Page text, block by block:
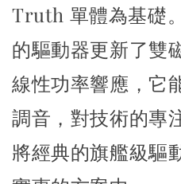
Truth 單體為基礎。
的驅動器更新了雙
線性功率響應， 它
調音，對技術的專
將經典的旗艦級驅